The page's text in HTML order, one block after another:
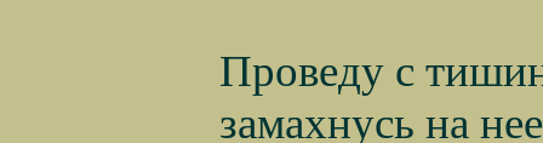
Проведу с
замахнусь на